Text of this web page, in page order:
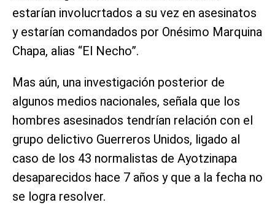
estarían involucrtados a su vez en asesinatos
y estarían comandados por Onésimo Marquina
Chapa, alias “El Necho”.
Mas aún, una investigación posterior de
algunos medios nacionales, señala que los
hombres asesinados tendrían relación con el
grupo delictivo Guerreros Unidos, ligado al
caso de los 43 normalistas de Ayotzinapa
desaparecidos hace 7 años y que a la fecha no
se logra resolver.